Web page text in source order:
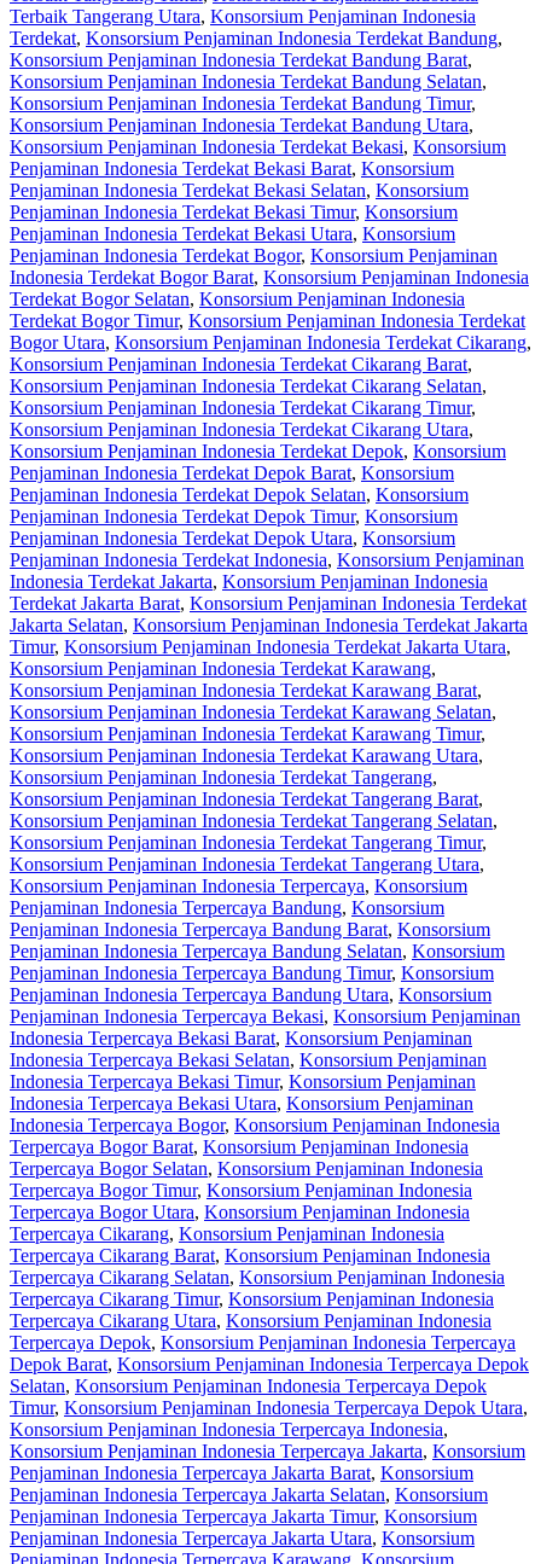
Terbaik Tangerang Utara, Konsorsium Penjaminan Indonesia
Terdekat, Konsorsium Penjaminan Indonesia Terdekat Bandung,
Konsorsium Penjaminan Indonesia Terdekat Bandung Barat,
Konsorsium Penjaminan Indonesia Terdekat Bandung Selatan,
Konsorsium Penjaminan Indonesia Terdekat Bandung Timur,
Konsorsium Penjaminan Indonesia Terdekat Bandung Utara,
Konsorsium Penjaminan Indonesia Terdekat Bekasi, Konsorsium
Penjaminan Indonesia Terdekat Bekasi Barat, Konsorsium
Penjaminan Indonesia Terdekat Bekasi Selatan, Konsorsium
Penjaminan Indonesia Terdekat Bekasi Timur, Konsorsium
Penjaminan Indonesia Terdekat Bekasi Utara, Konsorsium
Penjaminan Indonesia Terdekat Bogor, Konsorsium Penjaminan
Indonesia Terdekat Bogor Barat, Konsorsium Penjaminan Indonesia
Terdekat Bogor Selatan, Konsorsium Penjaminan Indonesia
Terdekat Bogor Timur, Konsorsium Penjaminan Indonesia Terdekat
Bogor Utara, Konsorsium Penjaminan Indonesia Terdekat Cikarang,
Konsorsium Penjaminan Indonesia Terdekat Cikarang Barat,
Konsorsium Penjaminan Indonesia Terdekat Cikarang Selatan,
Konsorsium Penjaminan Indonesia Terdekat Cikarang Timur,
Konsorsium Penjaminan Indonesia Terdekat Cikarang Utara,
Konsorsium Penjaminan Indonesia Terdekat Depok, Konsorsium
Penjaminan Indonesia Terdekat Depok Barat, Konsorsium
Penjaminan Indonesia Terdekat Depok Selatan, Konsorsium
Penjaminan Indonesia Terdekat Depok Timur, Konsorsium
Penjaminan Indonesia Terdekat Depok Utara, Konsorsium
Penjaminan Indonesia Terdekat Indonesia, Konsorsium Penjaminan
Indonesia Terdekat Jakarta, Konsorsium Penjaminan Indonesia
Terdekat Jakarta Barat, Konsorsium Penjaminan Indonesia Terdekat
Jakarta Selatan, Konsorsium Penjaminan Indonesia Terdekat Jakarta
Timur, Konsorsium Penjaminan Indonesia Terdekat Jakarta Utara,
Konsorsium Penjaminan Indonesia Terdekat Karawang,
Konsorsium Penjaminan Indonesia Terdekat Karawang Barat,
Konsorsium Penjaminan Indonesia Terdekat Karawang Selatan,
Konsorsium Penjaminan Indonesia Terdekat Karawang Timur,
Konsorsium Penjaminan Indonesia Terdekat Karawang Utara,
Konsorsium Penjaminan Indonesia Terdekat Tangerang,
Konsorsium Penjaminan Indonesia Terdekat Tangerang Barat,
Konsorsium Penjaminan Indonesia Terdekat Tangerang Selatan,
Konsorsium Penjaminan Indonesia Terdekat Tangerang Timur,
Konsorsium Penjaminan Indonesia Terdekat Tangerang Utara,
Konsorsium Penjaminan Indonesia Terpercaya, Konsorsium
Penjaminan Indonesia Terpercaya Bandung, Konsorsium
Penjaminan Indonesia Terpercaya Bandung Barat, Konsorsium
Penjaminan Indonesia Terpercaya Bandung Selatan, Konsorsium
Penjaminan Indonesia Terpercaya Bandung Timur, Konsorsium
Penjaminan Indonesia Terpercaya Bandung Utara, Konsorsium
Penjaminan Indonesia Terpercaya Bekasi, Konsorsium Penjaminan
Indonesia Terpercaya Bekasi Barat, Konsorsium Penjaminan
Indonesia Terpercaya Bekasi Selatan, Konsorsium Penjaminan
Indonesia Terpercaya Bekasi Timur, Konsorsium Penjaminan
Indonesia Terpercaya Bekasi Utara, Konsorsium Penjaminan
Indonesia Terpercaya Bogor, Konsorsium Penjaminan Indonesia
Terpercaya Bogor Barat, Konsorsium Penjaminan Indonesia
Terpercaya Bogor Selatan, Konsorsium Penjaminan Indonesia
Terpercaya Bogor Timur, Konsorsium Penjaminan Indonesia
Terpercaya Bogor Utara, Konsorsium Penjaminan Indonesia
Terpercaya Cikarang, Konsorsium Penjaminan Indonesia
Terpercaya Cikarang Barat, Konsorsium Penjaminan Indonesia
Terpercaya Cikarang Selatan, Konsorsium Penjaminan Indonesia
Terpercaya Cikarang Timur, Konsorsium Penjaminan Indonesia
Terpercaya Cikarang Utara, Konsorsium Penjaminan Indonesia
Terpercaya Depok, Konsorsium Penjaminan Indonesia Terpercaya
Depok Barat, Konsorsium Penjaminan Indonesia Terpercaya Depok
Selatan, Konsorsium Penjaminan Indonesia Terpercaya Depok
Timur, Konsorsium Penjaminan Indonesia Terpercaya Depok Utara,
Konsorsium Penjaminan Indonesia Terpercaya Indonesia,
Konsorsium Penjaminan Indonesia Terpercaya Jakarta, Konsorsium
Penjaminan Indonesia Terpercaya Jakarta Barat, Konsorsium
Penjaminan Indonesia Terpercaya Jakarta Selatan, Konsorsium
Penjaminan Indonesia Terpercaya Jakarta Timur, Konsorsium
Penjaminan Indonesia Terpercaya Jakarta Utara, Konsorsium
Penjaminan Indonesia Terpercaya Karawang Konsorsium